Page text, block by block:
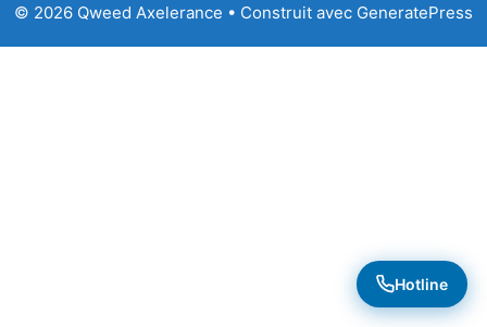
© 2026 Qweed Axelerance • Construit avec GeneratePress
Hotline